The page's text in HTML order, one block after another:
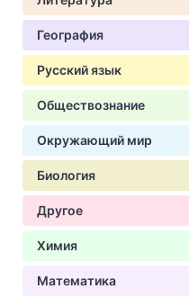
География
Русский язык
Обществознание
Окружающий мир
Биология
Другое
Химия
Математика